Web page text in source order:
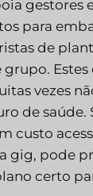
gestores
para
de
grupo.
vezes
de saúde.
custo
gig, pode
certo